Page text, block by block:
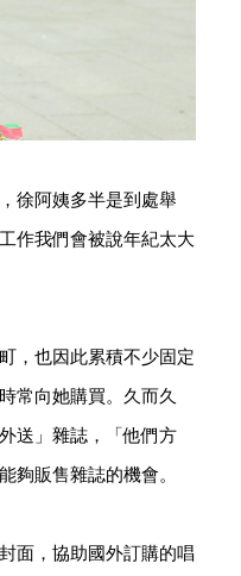
徐阿姨多半是到處舉
作我們會被說年紀太大
，也因此累積不少固定
常向她購買。久而久
送」雜誌，「他們方
夠販售雜誌的機會。
面，協助國外訂購的唱